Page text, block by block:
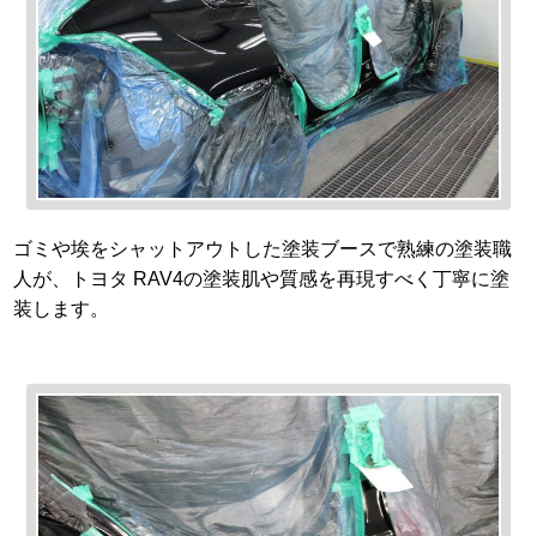
ゴミや埃をシャットアウトした塗装ブースで熟練の塗装職
人が、トヨタ RAV4の塗装肌や質感を再現すべく丁寧に塗
装します。